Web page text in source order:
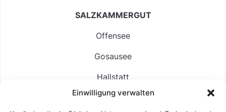
Einwilligung verwalten
SALZKAMMERGUT
Offensee
Gosausee
Hallstatt
Langbathsee